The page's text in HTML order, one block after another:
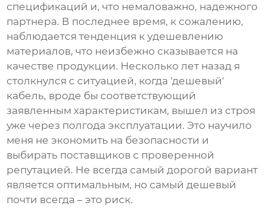
спецификаций и, что немаловажно, надежного
партнера. В последнее время, к сожалению,
наблюдается тенденция к удешевлению
материалов, что неизбежно сказывается на
качестве продукции. Несколько лет назад я
столкнулся с ситуацией, когда 'дешевый'
кабель, вроде бы соответствующий
заявленным характеристикам, вышел из строя
уже через полгода эксплуатации. Это научило
меня не экономить на безопасности и
выбирать поставщиков с проверенной
репутацией. Не всегда самый дорогой вариант
является оптимальным, но самый дешевый
почти всегда – это риск.